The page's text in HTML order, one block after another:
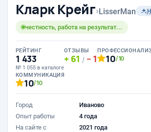
Кларк Крейг›LisserMan
честность, работа на результат...
РЕЙТИНГ
1 433
№ 1 055 в каталоге
ОТЗЫВЫ
61 / 1 10/10
КОММУНИКАЦИЯ
10/10
Город
Иваново
Опыт работы
4 года
На сайте с
2021 года